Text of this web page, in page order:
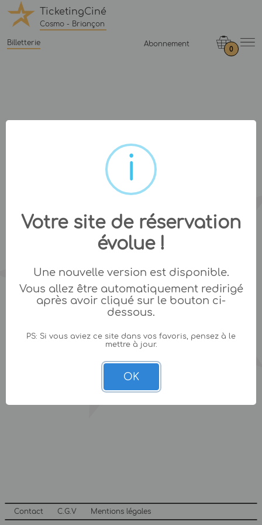
TicketingCiné
Cosmo - Briançon
Billetterie Abonnement
0
Contact C.G.V Mentions légales
Votre site de réservation
évolue !
Une nouvelle version est disponible.
Vous allez être automatiquement redirigé
après avoir cliqué sur le bouton ci-
dessous.
PS: Si vous aviez ce site dans vos favoris, pensez à le
mettre à jour.
OK